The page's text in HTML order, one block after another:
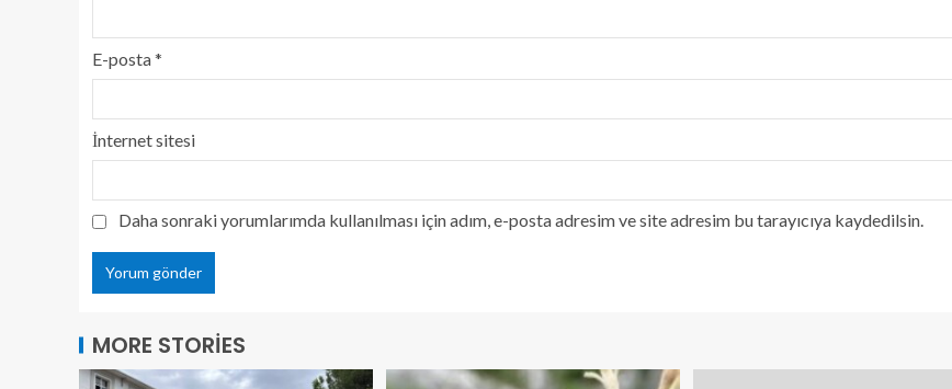
E-posta*
İnternet sitesi
Daha sonraki yorumlarımda kullanılması için adım, e-posta adresim ve site adresim bu tarayıcıya kaydedilsin.
MORE STORIES